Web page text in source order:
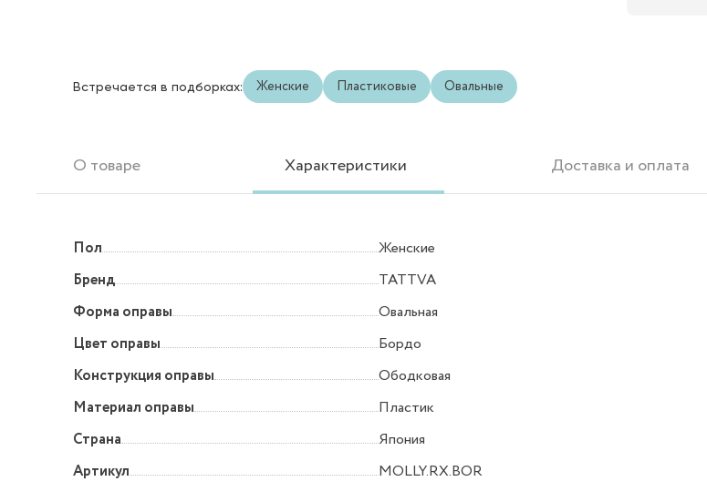
Встречается в подборках: Женские Пластиковые Овальные
О товаре Характеристики Доставка и оплата
Пол
Женские
Бренд
TATTVA
Форма оправы
Овальная
Цвет оправы
Бордо
Конструкция оправы
Ободковая
Материал оправы
Пластик
Страна
Япония
Артикул
MOLLY.RX.BOR